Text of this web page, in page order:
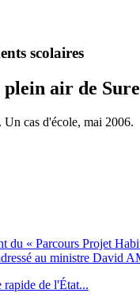
scolaires
air de
cas d'école, mai 2006.
du « Parcours Projet
au ministre David
rapide de l'État...